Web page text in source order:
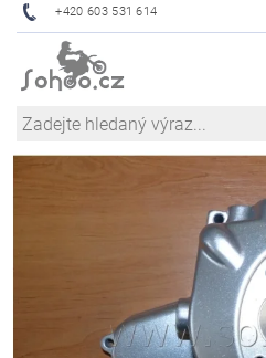
+420 603 531 614